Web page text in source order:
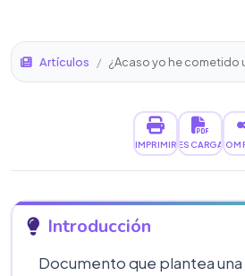
Artículos / ¿Acaso yo he cometido
IMPRIMIRDESCARGAR
Introducción
Documento que plantea